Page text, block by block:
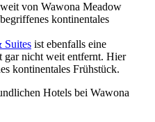
von Wawona Meadow
kontinentales
Suites ist ebenfalls eine
gar nicht weit entfernt. Hier
kontinentales Frühstück.
Hotels bei Wawona